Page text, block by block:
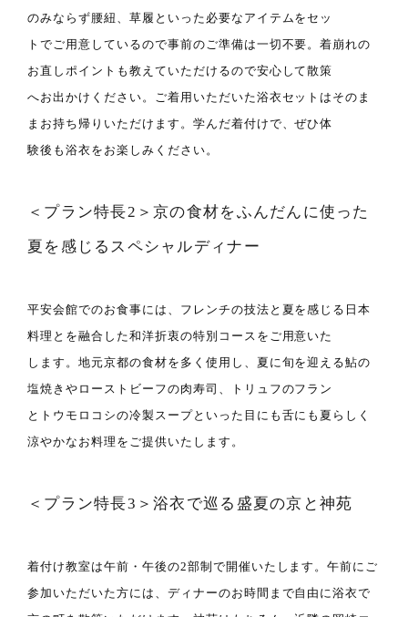
のみならず腰紐、草履といった必要なアイテムをセッ
トでご用意しているので事前のご準備は一切不要。着崩れの
お直しポイントも教えていただけるので安心して散策
へお出かけください。ご着用いただいた浴衣セットはそのま
まお持ち帰りいただけます。学んだ着付けで、ぜひ体
験後も浴衣をお楽しみください。
＜プラン特長2＞京の食材をふんだんに使った
夏を感じるスペシャルディナー
平安会館でのお食事には、フレンチの技法と夏を感じる日本
料理とを融合した和洋折衷の特別コースをご用意いた
します。地元京都の食材を多く使用し、夏に旬を迎える鮎の
塩焼きやローストビーフの肉寿司、トリュフのフラン
とトウモロコシの冷製スープといった目にも舌にも夏らしく
涼やかなお料理をご提供いたします。
＜プラン特長3＞浴衣で巡る盛夏の京と神苑
着付け教室は午前・午後の2部制で開催いたします。午前にご
参加いただいた方には、ディナーのお時間まで自由に浴衣で